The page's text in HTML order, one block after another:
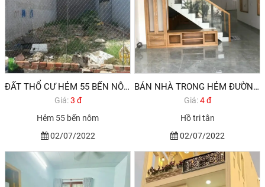
ĐẤT THỔ CƯ HẺM 55 BẾN NÔM PHƯỜNG RẠCH DỪA TP VŨNG TÀU
Giá:3 đ
Hẻm 55 bến nôm
02/07/2022
BÁN NHÀ TRONG HẺM ĐƯỜNG HỒ TRI TÂN ,PHƯỜNG RẠCH DỪA, TP VŨNG TÀU.
Giá:4 đ
Hồ tri tân
02/07/2022